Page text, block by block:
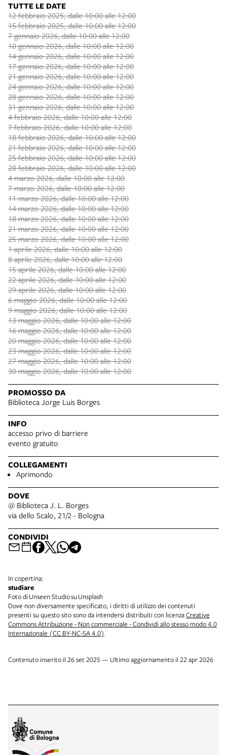
TUTTE LE DATE
12 febbraio 2025, dalle 10:00 alle 12:00
15 febbraio 2025, dalle 10:00 alle 12:00
7 gennaio 2026, dalle 10:00 alle 12:00
10 gennaio 2026, dalle 10:00 alle 12:00
14 gennaio 2026, dalle 10:00 alle 12:00
17 gennaio 2026, dalle 10:00 alle 12:00
21 gennaio 2026, dalle 10:00 alle 12:00
24 gennaio 2026, dalle 10:00 alle 12:00
28 gennaio 2026, dalle 10:00 alle 12:00
31 gennaio 2026, dalle 10:00 alle 12:00
4 febbraio 2026, dalle 10:00 alle 12:00
7 febbraio 2026, dalle 10:00 alle 12:00
18 febbraio 2026, dalle 10:00 alle 12:00
21 febbraio 2026, dalle 10:00 alle 12:00
25 febbraio 2026, dalle 10:00 alle 12:00
28 febbraio 2026, dalle 10:00 alle 12:00
4 marzo 2026, dalle 10:00 alle 12:00
7 marzo 2026, dalle 10:00 alle 12:00
11 marzo 2026, dalle 10:00 alle 12:00
14 marzo 2026, dalle 10:00 alle 12:00
18 marzo 2026, dalle 10:00 alle 12:00
21 marzo 2026, dalle 10:00 alle 12:00
25 marzo 2026, dalle 10:00 alle 12:00
1 aprile 2026, dalle 10:00 alle 12:00
8 aprile 2026, dalle 10:00 alle 12:00
15 aprile 2026, dalle 10:00 alle 12:00
22 aprile 2026, dalle 10:00 alle 12:00
29 aprile 2026, dalle 10:00 alle 12:00
6 maggio 2026, dalle 10:00 alle 12:00
9 maggio 2026, dalle 10:00 alle 12:00
13 maggio 2026, dalle 10:00 alle 12:00
16 maggio 2026, dalle 10:00 alle 12:00
20 maggio 2026, dalle 10:00 alle 12:00
23 maggio 2026, dalle 10:00 alle 12:00
27 maggio 2026, dalle 10:00 alle 12:00
30 maggio 2026, dalle 10:00 alle 12:00
PROMOSSO DA
Biblioteca Jorge Luis Borges
INFO
accesso privo di barriere
evento gratuito
COLLEGAMENTI
Aprimondo
DOVE
@ Biblioteca J. L. Borges
via dello Scalo, 21/2 - Bologna
CONDIVIDI
In copertina:
studiare
Foto di Unseen Studio su Unsplash
Dove non diversamente specificato, i diritti di utilizzo dei contenuti
presenti su questo sito sono da intendersi distribuiti con licenzaCreative
Commons Attribuzione - Non commerciale - Condividi allo stesso modo 4.0
Internazionale (CC BY-NC-SA 4.0)
Contenuto inserito il 26 set 2025 — Ultimo aggiornamento il 22 apr 2026